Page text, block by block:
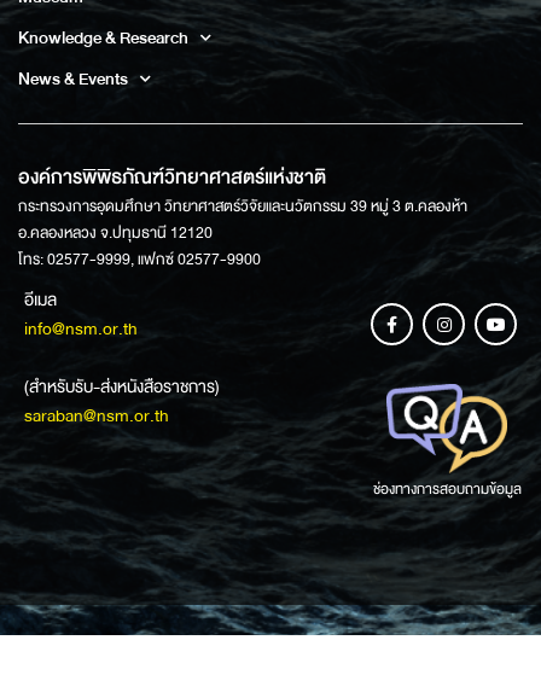
Knowledge & Research
News & Events
องค์การพิพิธภัณฑ์วิทยาศาสตร์แห่งชาติ
กระทรวงการอุดมศึกษา วิทยาศาสตร์วิจัยและนวัตกรรม 39 หมู่ 3 ต.คลองห้า
อ.คลองหลวง จ.ปทุมธานี 12120
โทร: 02577-9999, แฟกซ์ 02577-9900
อีเมล
info@nsm.or.th
(สำหรับรับ-ส่งหนังสือราชการ)
saraban@nsm.or.th
ช่องทางการสอบถามข้อมูล